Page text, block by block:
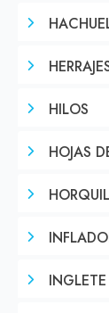
HILOS
HOJAS
INGLETE